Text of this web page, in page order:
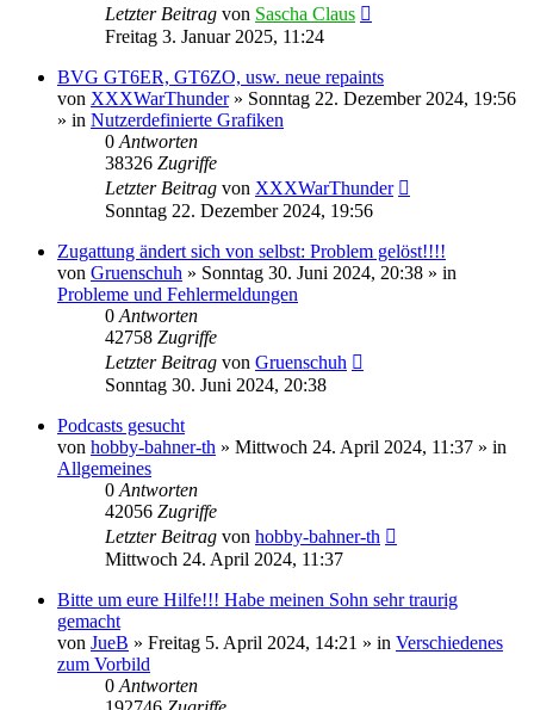
Letzter Beitrag von Sascha Claus
Freitag 3. Januar 2025, 11:24
BVG GT6ER, GT6ZO, usw. neue repaints
von XXXWarThunder» Sonntag 22. Dezember 2024, 19:56
» in Nutzerdefinierte Grafiken
0 Antworten
38326 Zugriffe
Letzter Beitrag von XXXWarThunder
Sonntag 22. Dezember 2024, 19:56
Zugattung ändert sich von selbst: Problem gelöst!!!!
von Gruenschuh » Sonntag 30. Juni 2024, 20:38 » in
Probleme und Fehlermeldungen
0 Antworten
42758 Zugriffe
Letzter Beitrag von Gruenschuh
Sonntag 30. Juni 2024, 20:38
Podcasts gesucht
von hobby-bahner-th » Mittwoch 24. April 2024, 11:37 » in
Allgemeines
0 Antworten
42056 Zugriffe
Letzter Beitrag von hobby-bahner-th
Mittwoch 24. April 2024, 11:37
Bitte um eure Hilfe!!! Habe meinen Sohn sehr traurig
gemacht
von JueB » Freitag 5. April 2024, 14:21 » in Verschiedenes
zum Vorbild
0 Antworten